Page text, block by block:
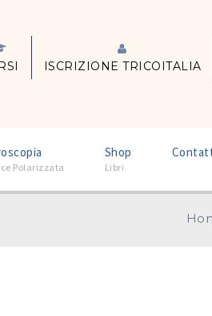
ISCRIZIONE TRICOITALIA
Polarizzata
Shop
Libri